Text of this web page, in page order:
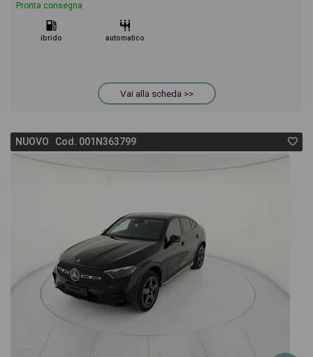
Pronta consegna
ibrido automatico
Vai alla scheda >>
NUOVO Cod. 001N363799